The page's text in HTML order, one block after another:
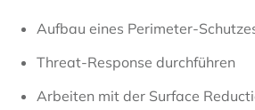
Aufbau eines Perimeter-
Threat-Response durchführen
Arbeiten mit der Surface